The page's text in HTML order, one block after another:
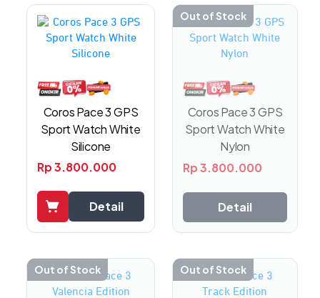
Coros Pace 3 GPS
Sport Watch White
Silicone
Rp3.800.000
Detail
Out of Stock
Coros Pace 3 GPS
Sport Watch White
Nylon
Rp3.800.000
Detail
Out of Stock Out of Stock